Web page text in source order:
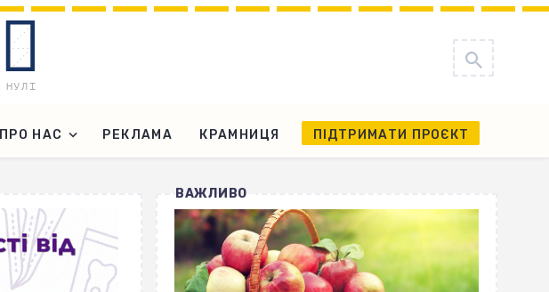
ПРО НАС РЕКЛАМА КРАМНИЦЯ ПІДТРИМАТИ ПРОЄКТ
ВАЖЛИВО